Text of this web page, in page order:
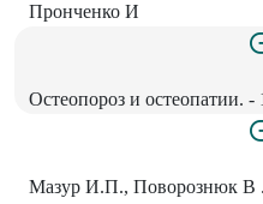
Пронченко И
Остеопороз и остеопатии.
Мазур И.П., Поворознюк В